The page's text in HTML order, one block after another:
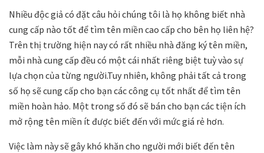
Nhiều độc giả có đặt câu hỏi chúng tôi là họ không biết nhà
cung cấp nào tốt để tìm tên miền cao cấp cho bên họ liên hệ?
Trên thị trường hiện nay có rất nhiều nhà đăng ký tên miền,
mỗi nhà cung cấp đều có một cái nhất riêng biệt tuỳ vào sự
lựa chọn của từng người.Tuy nhiên, không phải tất cả trong
số họ sẽ cung cấp cho bạn các công cụ tốt nhất để tìm tên
miền hoàn hảo. Một trong số đó sẽ bán cho bạn các tiện ích
mở rộng tên miền ít được biết đến với mức giá rẻ hơn.
Việc làm này sẽ gây khó khăn cho người mới biết đến tên